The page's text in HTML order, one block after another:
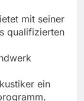
mit seiner
qualifizierten
ein